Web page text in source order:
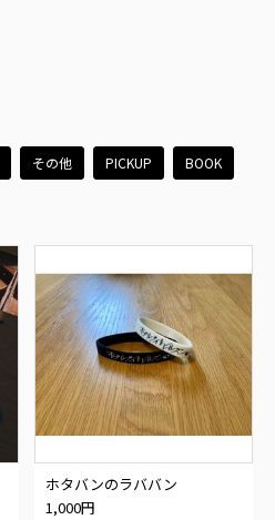
その他 PICKUP BOOK
ホタバンのラババン
1,000円